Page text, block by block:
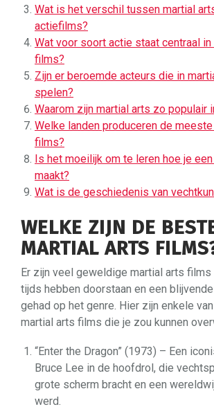
Wat is het verschil tussen martial
actiefilms?
Wat voor soort actie staat centraal
films?
Zijn er beroemde acteurs die in
spelen?
Waarom zijn martial arts zo populair
Welke landen produceren de
films?
Is het moeilijk om te leren hoe je
maakt?
Wat is de geschiedenis van
WELKE ZIJN DE
MARTIAL ARTS
Er zijn veel geweldige martial arts
tijds hebben doorstaan en een
gehad op het genre. Hier zijn enkele
martial arts films die je zou kunnen
“Enter the Dragon” (1973) – Een
Bruce Lee in de hoofdrol, die
grote scherm bracht en een
werd.